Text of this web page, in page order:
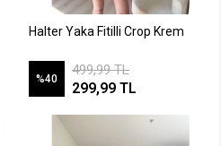
Halter Yaka Fitilli Crop Krem
%40
499,99 TL
299,99 TL